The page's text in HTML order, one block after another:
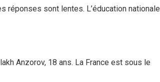
réponses sont lentes. L’éducation nationale
Anzorov, 18 ans. La France est sous le